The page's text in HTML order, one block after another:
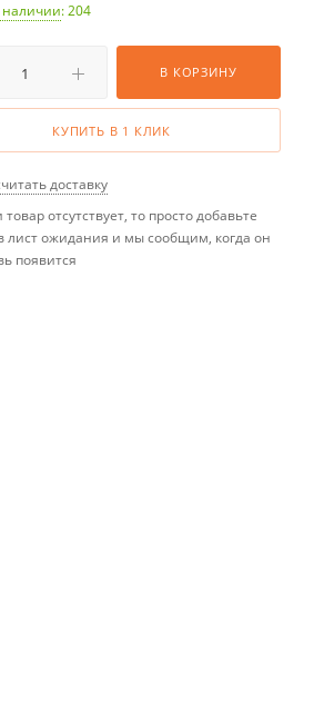
наличии: 204
В КОРЗИНУ
КУПИТЬ В 1 КЛИК
доставку
товар отсутствует, то просто добавьте
лист ожидания и мы сообщим, когда он
появится